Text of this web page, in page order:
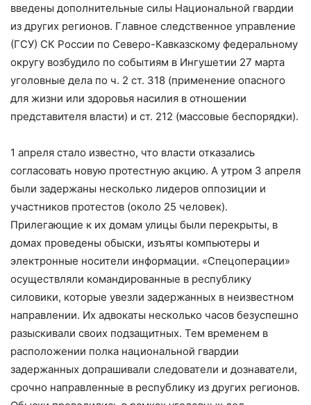
введены дополнительные силы Национальной гвардии
из других регионов. Главное следственное управление
(ГСУ) СК России по Северо-Кавказскому федеральному
округу возбудило по событиям в Ингушетии 27 марта
уголовные дела по ч. 2 ст. 318 (применение опасного
для жизни или здоровья насилия в отношении
представителя власти) и ст. 212 (массовые беспорядки).
1 апреля стало известно, что власти отказались
согласовать новую протестную акцию. А утром 3 апреля
были задержаны несколько лидеров оппозиции и
участников протестов (около 25 человек).
Прилегающие к их домам улицы были перекрыты, в
домах проведены обыски, изъяты компьютеры и
электронные носители информации. «Спецоперации»
осуществляли командированные в республику
силовики, которые увезли задержанных в неизвестном
направлении. Их адвокаты несколько часов безуспешно
разыскивали своих подзащитных. Тем временем в
расположении полка национальной гвардии
задержанных допрашивали следователи и дознаватели,
срочно направленные в республику из других регионов.